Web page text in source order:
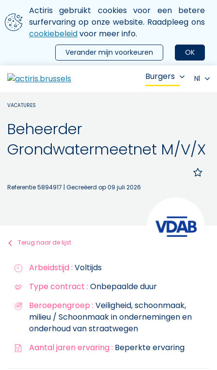
Aller au contenu principal
We gebruiken cookies
Actiris gebruikt cookies voor een betere
surfervaring op onze website. Raadpleeg ons
cookiebeleidvoor meer info.
OK
Verander mijn voorkeuren
le menu
Burgers Nl
VACATURES
Beheerder
Grondwatermeetnet M/V/X
Referentie 5894917 | Gecreëerd op 09 juli 2026
Terug naar de lijst
Arbeidstijd : Voltijds
Type contract : Onbepaalde duur
Beroepengroep : Veiligheid, schoonmaak,
milieu / Schoonmaak in ondernemingen en
onderhoud van straatwegen
Aantal jaren ervaring : Beperkte ervaring